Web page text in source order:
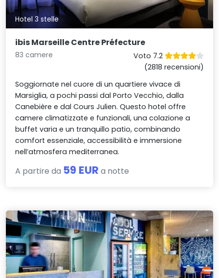
Hotel 3 stelle
ibis Marseille Centre Préfecture
83 camere
Voto 7.2
(2818 recensioni)
Soggiornate nel cuore di un quartiere vivace di
Marsiglia, a pochi passi dal Porto Vecchio, dalla
Canebière e dal Cours Julien. Questo hotel offre
camere climatizzate e funzionali, una colazione a
buffet varia e un tranquillo patio, combinando
comfort essenziale, accessibilità e immersione
nell’atmosfera mediterranea.
A partire da 59 EUR a notte